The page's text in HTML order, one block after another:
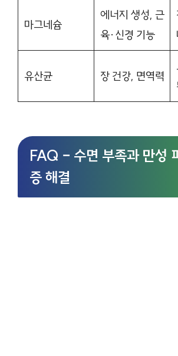
마그네슘
에너지 생성, 근
육·신경 기능
유산균 장 건강, 면역력
FAQ – 수면 부족과 만성
증 해결